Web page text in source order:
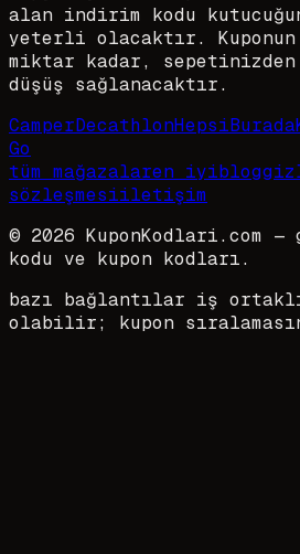
alan indirim kodu
yeterli olacaktır. Kuponun
miktar kadar,
düşüş sağlanacaktır.
CamperDecathlonHepsiBurada
Go
tüm mağazalaren iyiblog
sözleşmesiiletişim
© 2026 KuponKodlari.com —
kodu ve kupon kodları.
bazı bağlantılar iş
olabilir; kupon